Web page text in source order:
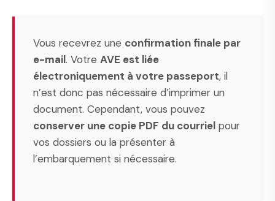
Vous recevrez une confirmation finale par
e-mail. Votre AVE est liée
électroniquement à votre passeport, il
n’est donc pas nécessaire d’imprimer un
document. Cependant, vous pouvez
conserver une copie PDF du courriel pour
vos dossiers ou la présenter à
l’embarquement si nécessaire.